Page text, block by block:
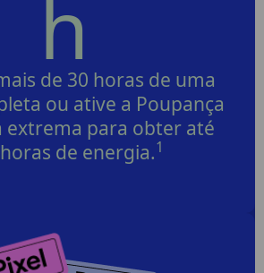
h
de 30 horas de uma
ou ative a Poupança
extrema para obter até
de energia.1